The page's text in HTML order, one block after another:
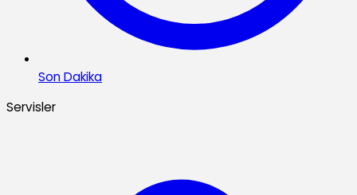
Son Dakika
Servisler